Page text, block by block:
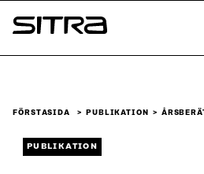
Skip to
content
Sitra
FÖRSTASIDA PUBLIKATION
PUBLIKATION